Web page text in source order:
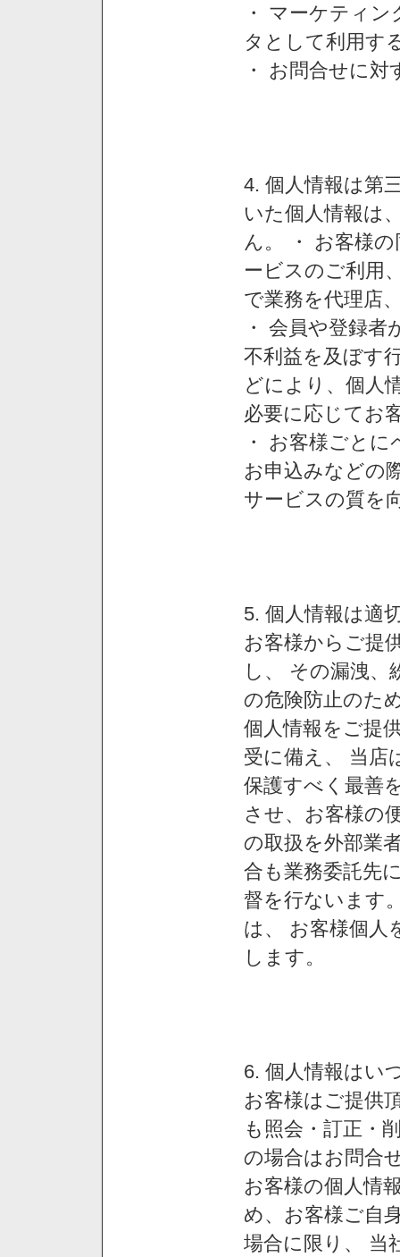
・ マーケティ
タとして利用す
・ お問合せに
4. 個人情報は第
いた個人情報は
ん。 ・ お客様
ービスのご利用
で業務を代理店
・ 会員や登録
不利益を及ぼす
どにより、個人
必要に応じてお
・ お客様ごと
お申込みなどの
サービスの質を
5. 個人情報は適
お客様からご提
し、 その漏洩、
の危険防止のた
個人情報をご提
受に備え、 当店
保護すべく最善
させ、お客様の
の取扱を外部業
合も業務委託先
督を行ないます
は、 お客様個人
します。
6. 個人情報はい
お客様はご提供
も照会・訂正・
の場合はお問合
お客様の個人情
め、お客様ご自
場合に限り、 当